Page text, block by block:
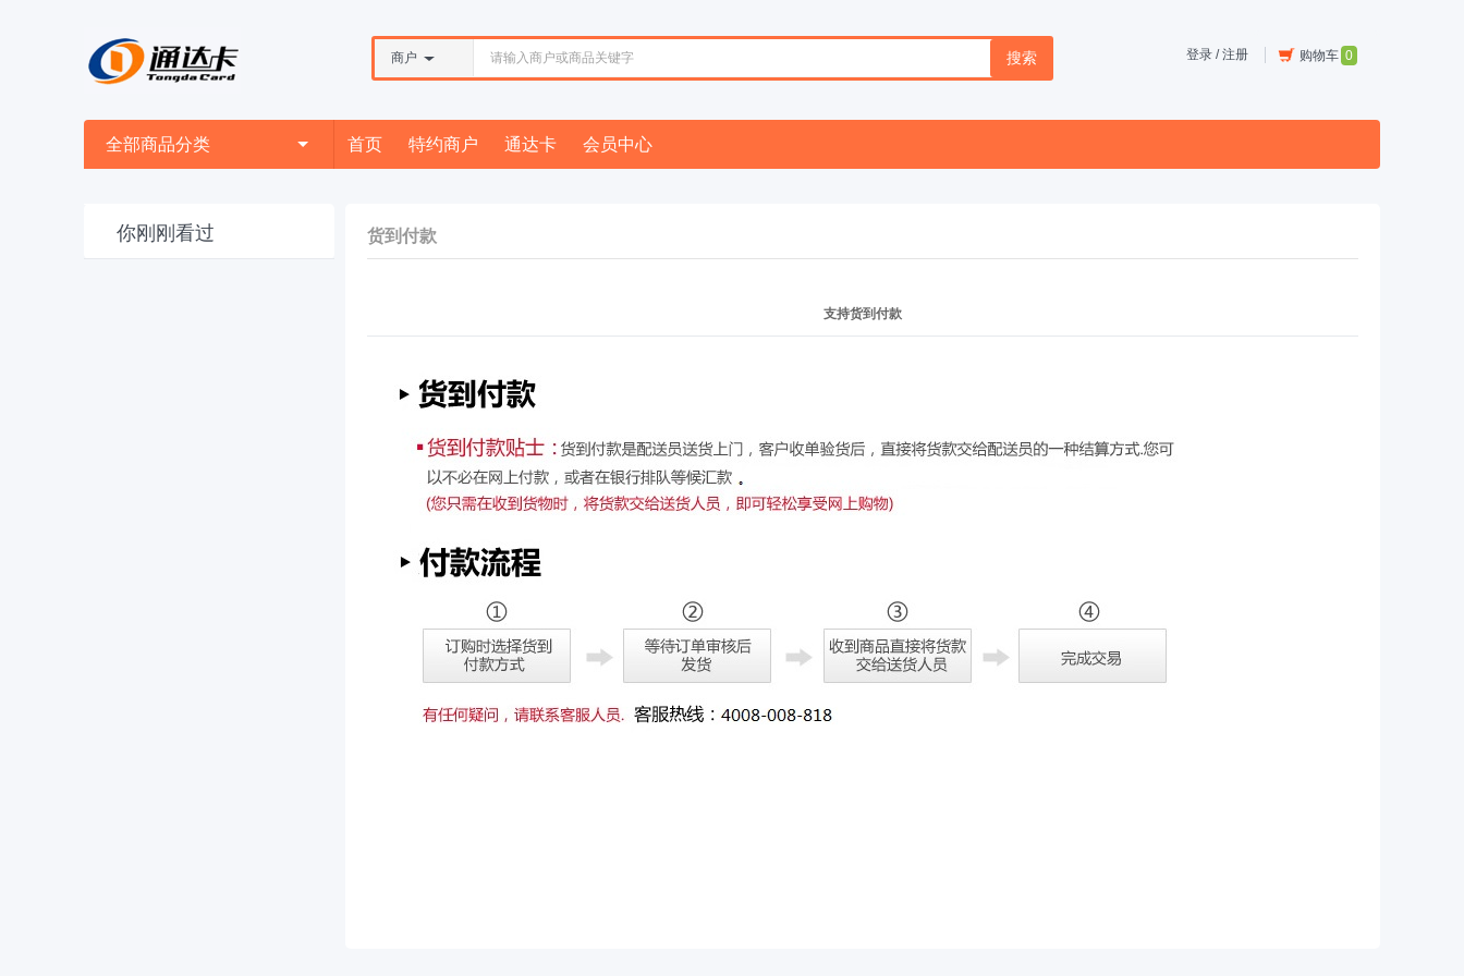
登录 /注册
商户 搜索 购物车 0
全部商品分类 首页 特约商户 通达卡 会员中心
你刚刚看过 货到付款
支持货到付款